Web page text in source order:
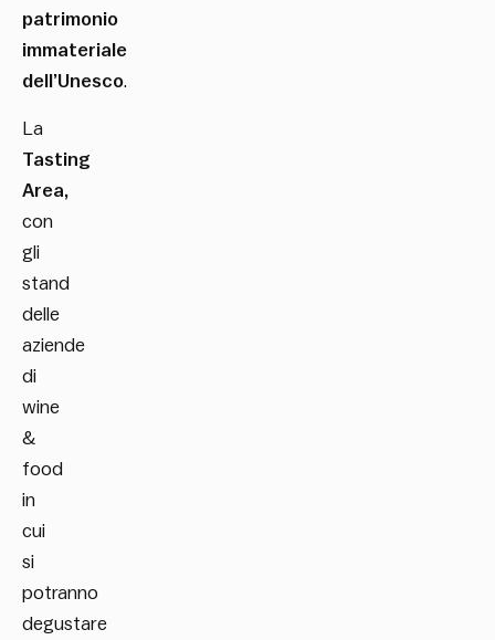
patrimonio
immateriale
dell’Unesco.
La
Tasting
Area,
con
gli
stand
delle
aziende
di
wine
&
food
in
cui
si
potranno
degustare